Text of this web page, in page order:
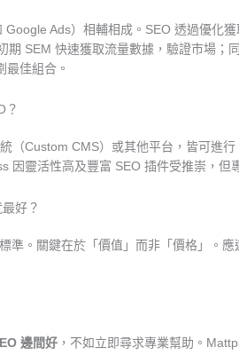
Ads）相輔相成。SEO 透過優化
SEM 快速獲取流量數據，驗證市場；
佳組合。
？
（Custom CMS）或其他平台，皆可進
因靈活性高及豐富 SEO 插件受推崇，但
好？
準。關鍵在於「價值」而非「價格」。
邊間好 ，不如立即尋求專業幫助。